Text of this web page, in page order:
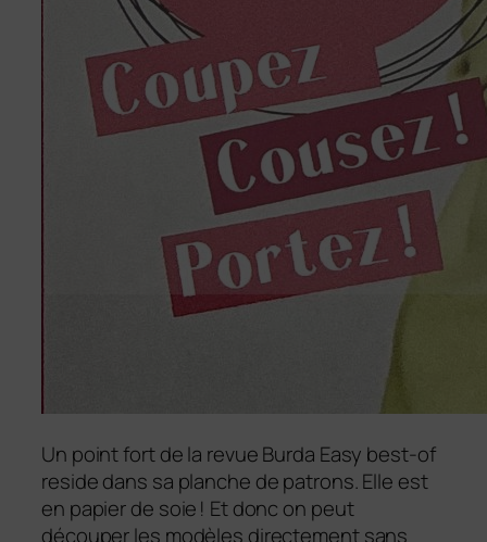
Un point fort de la revue Burda Easy best-of
reside dans sa planche de patrons. Elle est
en papier de soie ! Et donc on peut
découper les modèles directement sans